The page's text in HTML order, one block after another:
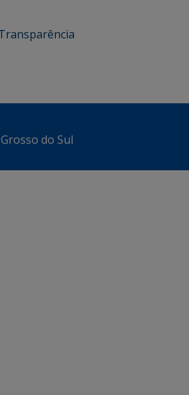
do Sul